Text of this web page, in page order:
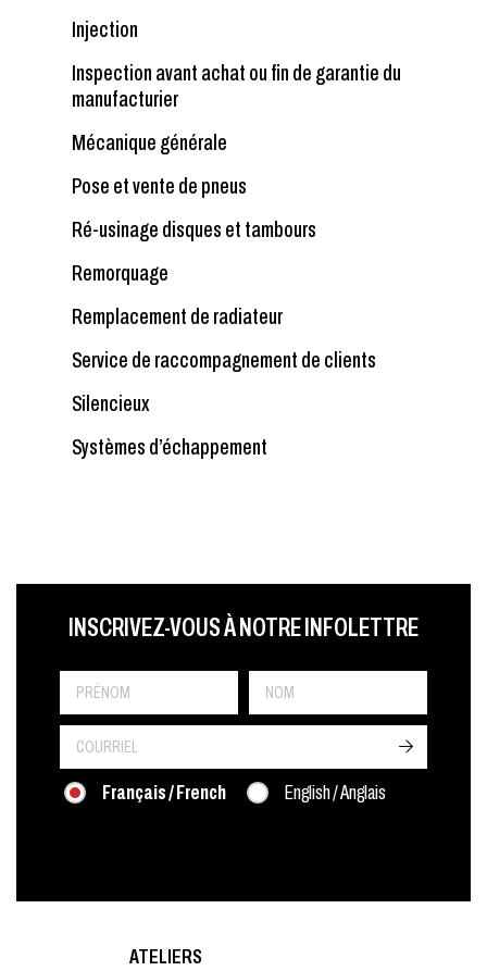
Injection
Inspection avant achat ou fin de garantie du
manufacturier
Mécanique générale
Pose et vente de pneus
Ré-usinage disques et tambours
Remorquage
Remplacement de radiateur
Service de raccompagnement de clients
Silencieux
Systèmes d’échappement
PRÉNOM
LAST NAME
INSCRIVEZ-VOUS À NOTRE INFOLETTRE
LANGUE
Français / French English / Anglais
->
ATELIERS